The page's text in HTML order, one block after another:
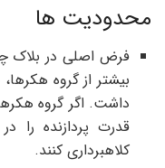
محدودیت ها
فرض اصلی در بلاک
بیشتر از گروه
داشت. اگر گروه
قدرت پردازنده را
کلاهبرداری کنند.